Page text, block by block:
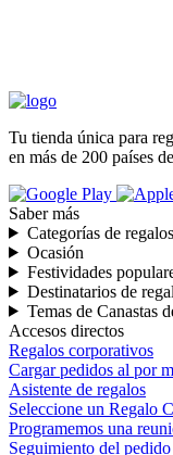
Tu tienda única para
en más de 200 países
Saber más
Categorías de regalos
Ocasión
Festividades
Destinatarios de
Temas de Canastas
Accesos directos
Regalos corporativos
Cargar pedidos al por
Asistente de regalos
Seleccione un Regalo
Programemos una
Seguimiento del pedido